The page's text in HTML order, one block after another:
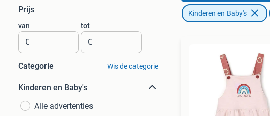
Prijs
van
€
tot
€
Categorie Wis de categorie
Kinderen en Baby's
Alle advertenties
Kinderen en Baby's